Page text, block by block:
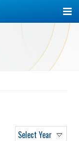
Select Year